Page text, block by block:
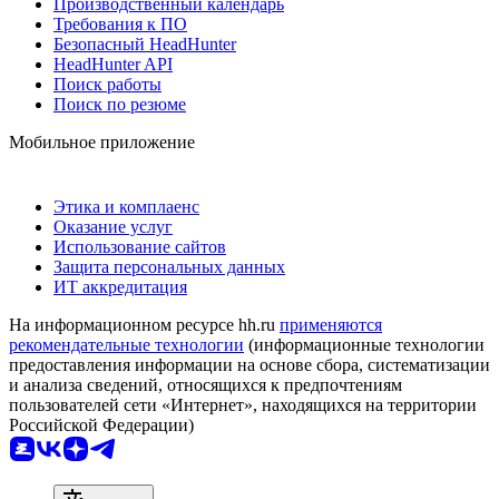
Требования к ПО
Безопасный HeadHunter
HeadHunter API
Поиск работы
Поиск по резюме
Мобильное приложение
Этика и комплаенс
Оказание услуг
Использование сайтов
Защита персональных данных
ИТ аккредитация
На информационном ресурсе hh.ru применяются
рекомендательные технологии (информационные технологии
предоставления информации на основе сбора, систематизации
и анализа сведений, относящихся к предпочтениям
пользователей сети «Интернет», находящихся на территории
Российской Федерации)